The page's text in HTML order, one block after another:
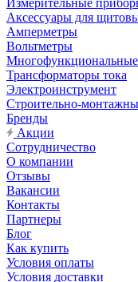
Измерительные
Аксессуары для
Амперметры
Вольтметры
Трансформаторы тока
Электроинструмент
Строительно-
Бренды
Акции
Сотрудничество
О компании
Отзывы
Вакансии
Контакты
Партнеры
Блог
Как купить
Условия оплаты
Условия доставки